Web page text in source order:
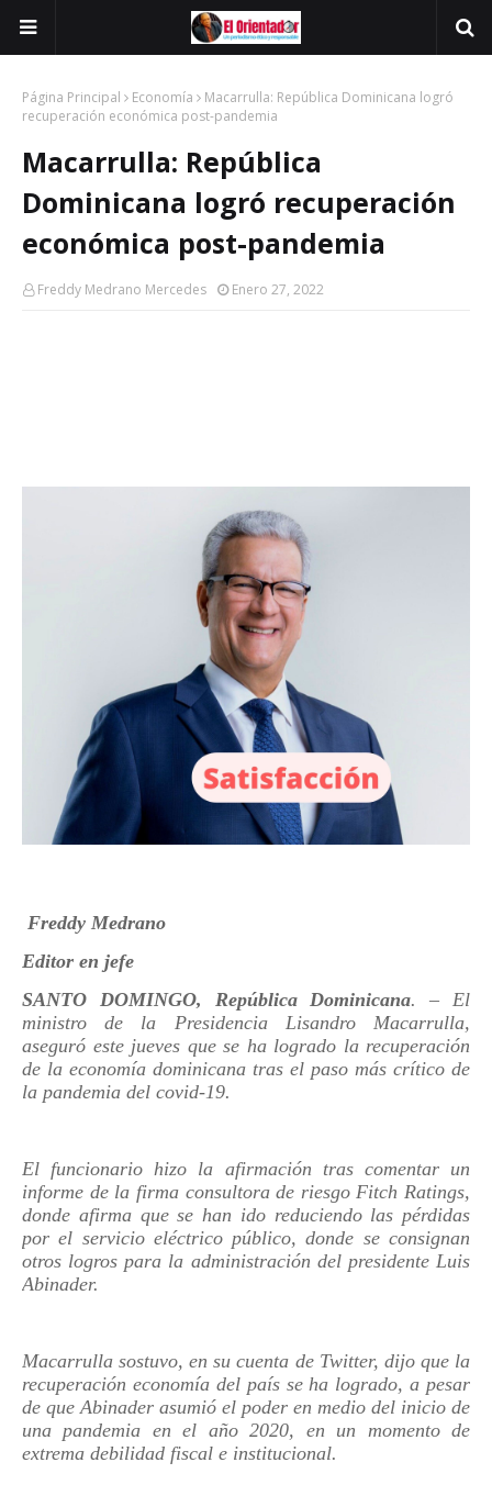
Página Principal Economía
Macarrulla: República Dominicana logró
recuperación económica post-pandemia
Macarrulla: República
Dominicana logró recuperación
económica post-pandemia
Freddy Medrano Mercedes Enero 27, 2022
Freddy Medrano
Editor en jefe
SANTO DOMINGO, República Dominicana. – El
ministro de la Presidencia Lisandro Macarrulla,
aseguró este jueves que se ha logrado la recuperación
de la economía dominicana tras el paso más crítico de
la pandemia del covid-19.
El funcionario hizo la afirmación tras comentar un
informe de la firma consultora de riesgo Fitch Ratings,
donde afirma que se han ido reduciendo las pérdidas
por el servicio eléctrico público, donde se consignan
otros logros para la administración del presidente Luis
Abinader.
Macarrulla sostuvo, en su cuenta de Twitter, dijo que la
recuperación economía del país se ha logrado, a pesar
de que Abinader asumió el poder en medio del inicio de
una pandemia en el año 2020, en un momento de
extrema debilidad fiscal e institucional.